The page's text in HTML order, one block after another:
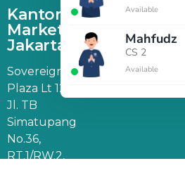
Kantor
Marketing
Jakarta
Sovereign
Plaza Lt 12,
Jl. TB
Simatupang
No.36,
RT.1/RW.2,
Available
Mahfudz
CS 2
Available